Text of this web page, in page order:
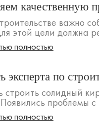
качественную
важно
этой цели должна
полностью
эксперта по
строить солидный
проблемы
полностью